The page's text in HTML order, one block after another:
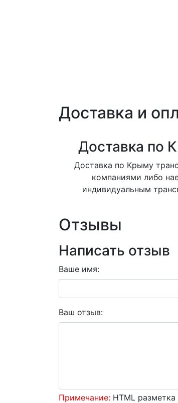
Доставка и
Доставка по
Доставка по Крыму
компаниями либо
индивидуальным
Отзывы
Написать отзыв
Ваше имя:
Ваш отзыв:
Примечание: HTML